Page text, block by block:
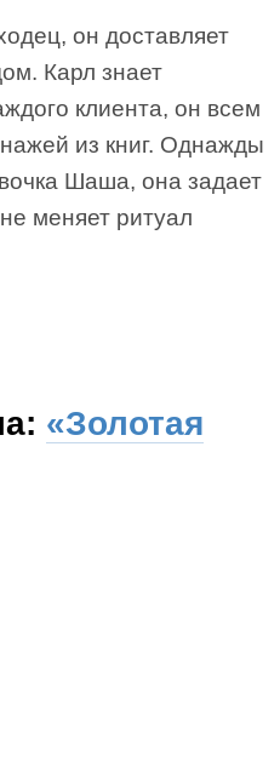
он доставляет
Карл знает
клиента, он всем
из книг. Однажды
Шаша, она задает
меняет ритуал
«Золотая